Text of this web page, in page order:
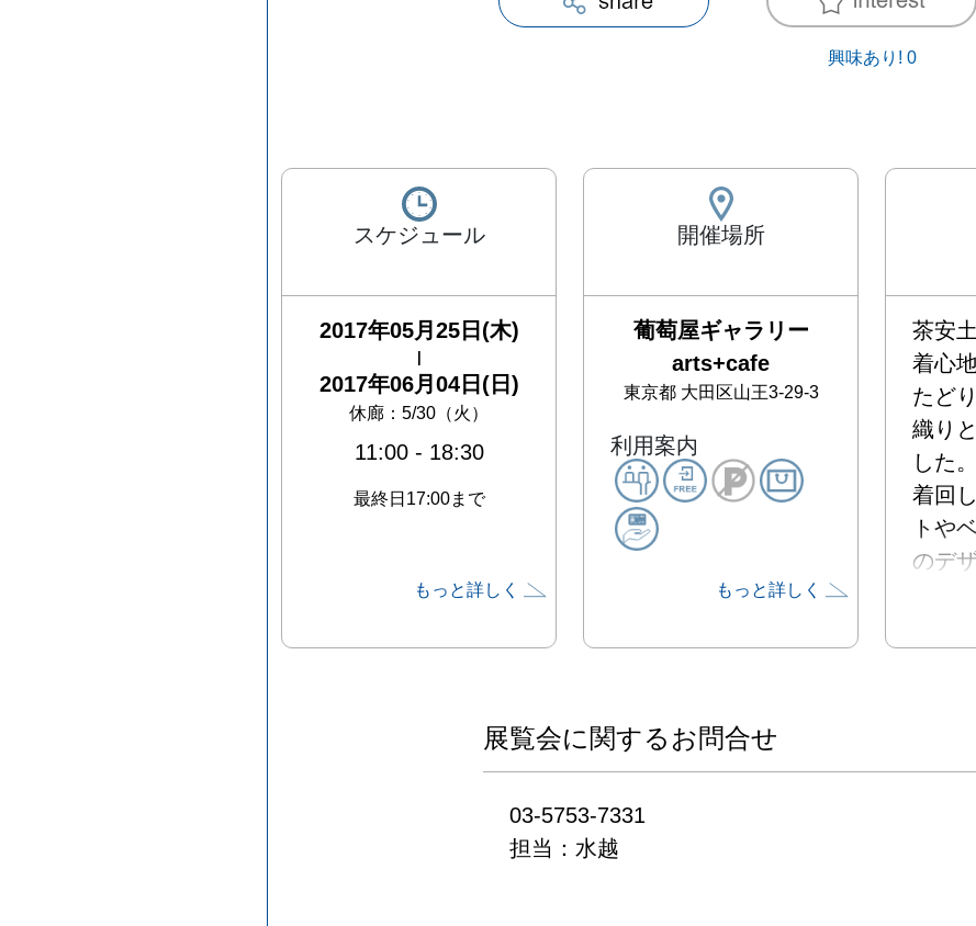
興味あり! 0
スケジュール
2017年05月25日(木)
2017年06月04日(日)
休廊：5/30（火）
11:00- 18:30
最終日17:00まで
もっと詳しく
開催場所
葡萄屋ギャラリー
arts+cafe
東京都 大田区山王3-29-3
利用案内
もっと詳しく
茶安
着心
たど
織り
した。
着回
トや
のデ
が歩
展覧会に関するお問合せ
03-5753-7331
担当：水越